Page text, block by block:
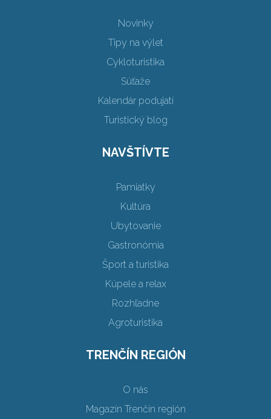
Novinky
Tipy na výlet
Cykloturistika
Súťaže
Kalendár podujatí
Turistický blog
NAVŠTÍVTE
Pamiatky
Kultúra
Ubytovanie
Gastronómia
Šport a turistika
Kúpele a relax
Rozhľadne
Agroturistika
TRENČÍN REGIÓN
O nás
Magazín Trenčín región